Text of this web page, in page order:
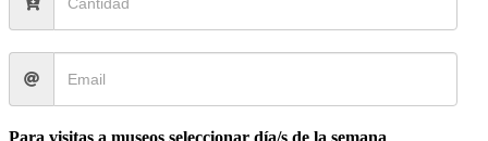
Para visitas a museos seleccionar día/s de la semana